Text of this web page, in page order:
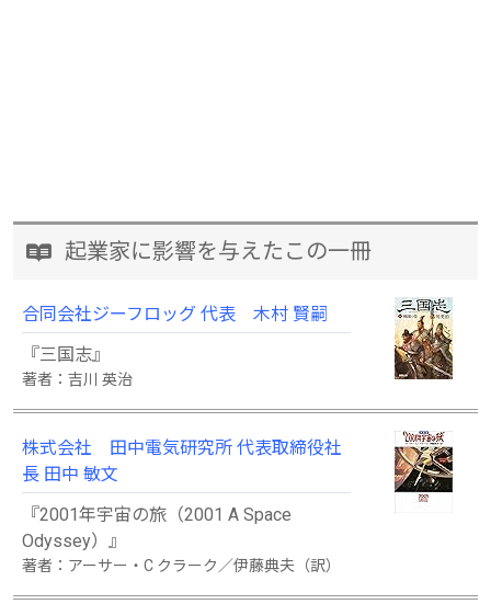
起業家に影響を与えたこの一冊
合同会社ジーフロッグ 代表 木村 賢嗣
『三国志』
著者：吉川 英治
株式会社 田中電気研究所 代表取締役社
長 田中 敏文
『2001年宇宙の旅（2001 A Space
Odyssey）』
著者：アーサー・C クラーク／伊藤典夫（訳）